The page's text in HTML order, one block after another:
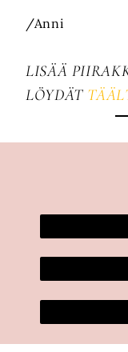
/Anni
LISÄÄ
LÖYDÄT